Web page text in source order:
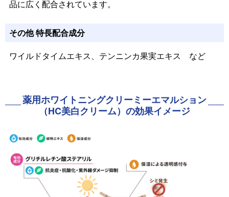
品に広く配合されています。
その他 特長配合成分
ワイルドタイムエキス、テンニンカ果実エキス など
薬用ホワイトニングクリーミーエマルション
（HC美白クリーム）の効果イメージ